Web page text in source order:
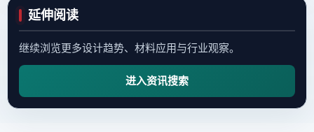
延伸阅读
继续浏览更多设计趋势、材料应用与行业观察。
进入资讯搜索